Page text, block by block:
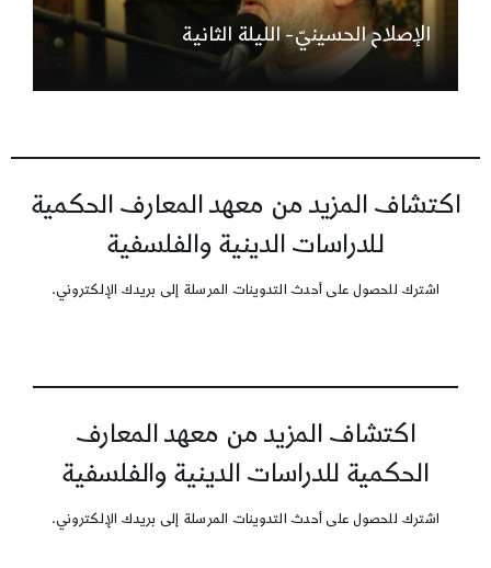
الإصلاح الحسينيّ- الليلة الثانية
اكتشاف المزيد من معهد المعارف الحكمية
للدراسات الدينية والفلسفية
اشترك للحصول على أحدث التدوينات المرسلة إلى بريدك الإلكتروني.
اكتشاف المزيد من معهد المعارف
الحكمية للدراسات الدينية والفلسفية
اشترك للحصول على أحدث التدوينات المرسلة إلى بريدك الإلكتروني.